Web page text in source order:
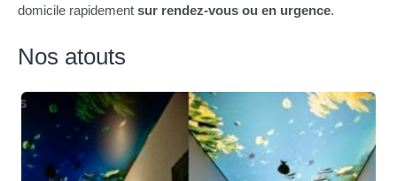
domicile rapidement sur rendez-vous ou en urgence.
Nos atouts